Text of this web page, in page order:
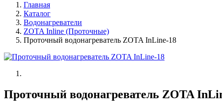
Главная
Каталог
Водонагреватели
ZOTA Inline (Проточные)
Проточный водонагреватель ZOTA InLine-18
Проточный водонагреватель ZOTA